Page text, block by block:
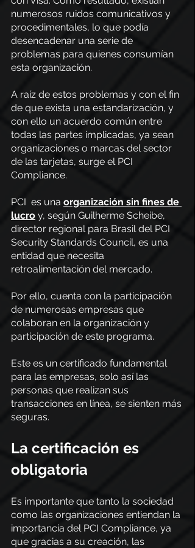
numerosos ruidos comunicativos y
procedimentales, lo que podía
desencadenar una serie de
problemas para quienes consumían
esta organización.
A raíz de estos problemas y con el fin
de que exista una estandarización, y
con ello un acuerdo común entre
todas las partes implicadas, ya sean
organizaciones o marcas del sector
de las tarjetas, surge el PCI
Compliance.
PCI  es una organización sin fines de
lucro y, según Guilherme Scheibe,
director regional para Brasil del PCI
Security Standards Council, es una
entidad que necesita
retroalimentación del mercado.
Por ello, cuenta con la participación
de numerosas empresas que
colaboran en la organización y
participación de este programa.
Este es un certificado fundamental
para las empresas, solo así las
personas que realizan sus
transacciones en línea, se sienten más
seguras.
La certificación es
obligatoria
Es importante que tanto la sociedad
como las organizaciones entiendan la
importancia del PCI Compliance, ya
que gracias a su creación, las